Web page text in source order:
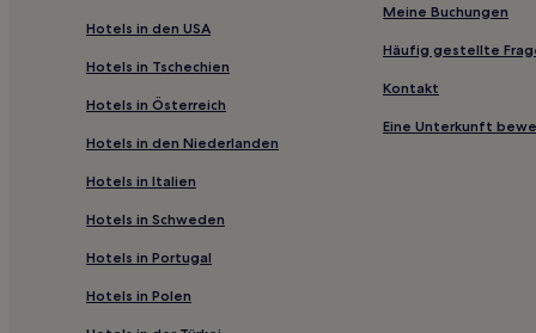
Hotels nahe Kailasanathar Temple
Gandhipuram: Hotels
Hotels nahe Amerikanische Universität von Indien
Anaimalai Hotels
Familien in Yercaud
Günstige in Coonoor
Hotels mit inbegriffenem Frühstück in Coimbatore
Hotels in den USA
Hotels in Tschechien
Hotels in Österreich
Hotels in den Niederlanden
Hotels in Italien
Hotels in Schweden
Hotels in Portugal
Hotels in Polen
Meine Buchungen
Häufig gestellte
Kontakt
Eine Unterkunft